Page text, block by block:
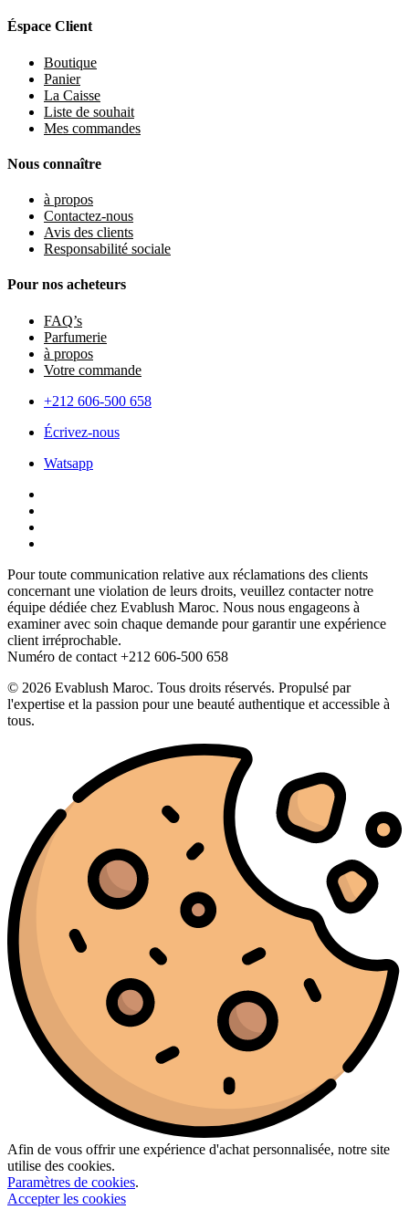
Éspace Client
Boutique
Panier
La Caisse
Liste de souhait
Mes commandes
Nous connaître
à propos
Contactez-nous
Avis des clients
Responsabilité sociale
Pour nos acheteurs
FAQ’s
Parfumerie
à propos
Votre commande
+212 606-500 658
Écrivez-nous
Watsapp
Pour toute communication relative aux réclamations des clients
concernant une violation de leurs droits, veuillez contacter notre
équipe dédiée chez Evablush Maroc. Nous nous engageons à
examiner avec soin chaque demande pour garantir une expérience
client irréprochable.
Numéro de contact +212 606-500 658
© 2026 Evablush Maroc. Tous droits réservés. Propulsé par
l'expertise et la passion pour une beauté authentique et accessible à
tous.
Afin de vous offrir une expérience d'achat personnalisée, notre site
utilise des cookies.
Paramètres de cookies.
Accepter les cookies